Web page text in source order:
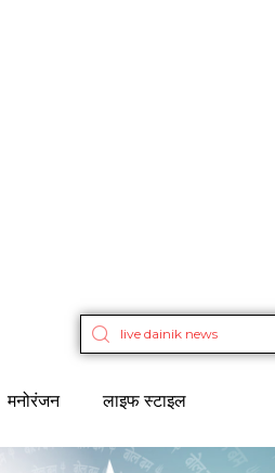
मनोरंजन लाइफ स्टाइल